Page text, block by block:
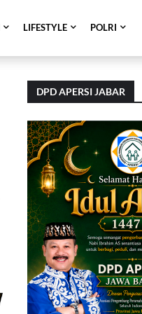
LIFESTYLE POLRI
DPD APERSI JABAR